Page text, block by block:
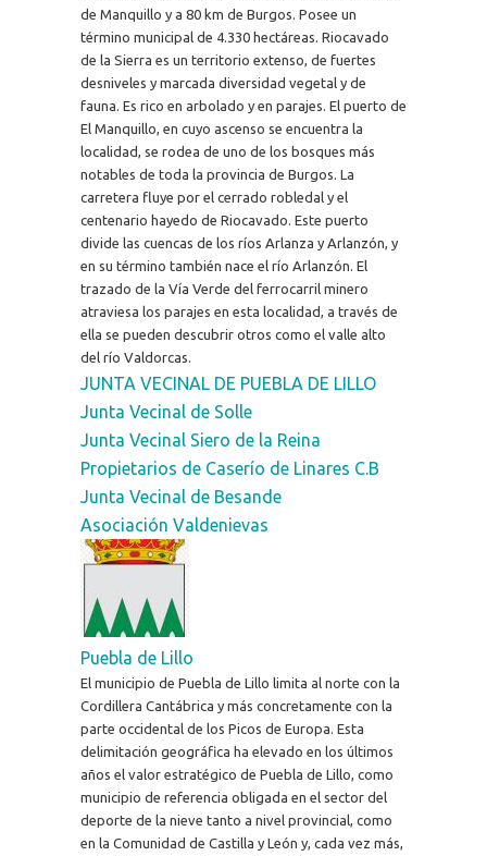
de Manquillo y a 80 km de Burgos. Posee un
término municipal de 4.330 hectáreas. Riocavado
de la Sierra es un territorio extenso, de fuertes
desniveles y marcada diversidad vegetal y de
fauna. Es rico en arbolado y en parajes. El puerto de
El Manquillo, en cuyo ascenso se encuentra la
localidad, se rodea de uno de los bosques más
notables de toda la provincia de Burgos. La
carretera fluye por el cerrado robledal y el
centenario hayedo de Riocavado. Este puerto
divide las cuencas de los ríos Arlanza y Arlanzón, y
en su término también nace el río Arlanzón. El
trazado de la Vía Verde del ferrocarril minero
atraviesa los parajes en esta localidad, a través de
ella se pueden descubrir otros como el valle alto
del río Valdorcas.
JUNTA VECINAL DE PUEBLA DE LILLO
Junta Vecinal de Solle
Junta Vecinal Siero de la Reina
Propietarios de Caserío de Linares C.B
Junta Vecinal de Besande
Asociación Valdenievas
Puebla de Lillo
El municipio de Puebla de Lillo limita al norte con la
Cordillera Cantábrica y más concretamente con la
parte occidental de los Picos de Europa. Esta
delimitación geográfica ha elevado en los últimos
años el valor estratégico de Puebla de Lillo, como
municipio de referencia obligada en el sector del
deporte de la nieve tanto a nivel provincial, como
en la Comunidad de Castilla y León y, cada vez más,